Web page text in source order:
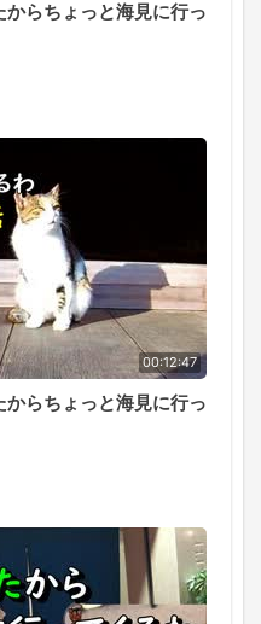
からちょっと海見に行っ
00:12:47
からちょっと海見に行っ